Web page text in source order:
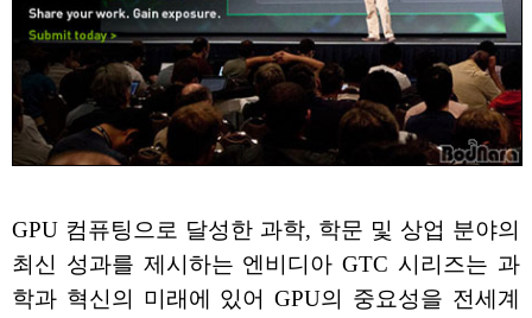
GPU 컴퓨팅으로 달성한 과학, 학문 및 상업 분야의
최신 성과를 제시하는 엔비디아 GTC 시리즈는 과
학과 혁신의 미래에 있어 GPU의 중요성을 전세계